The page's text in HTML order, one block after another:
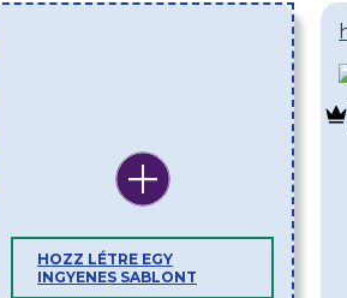
HOZZ LÉTRE EGY
INGYENES SABLONT